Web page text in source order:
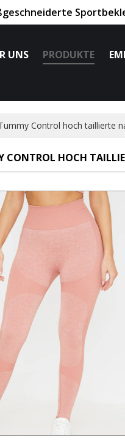
UNS PRODUKTE
Control hoch taillierte
HOCH